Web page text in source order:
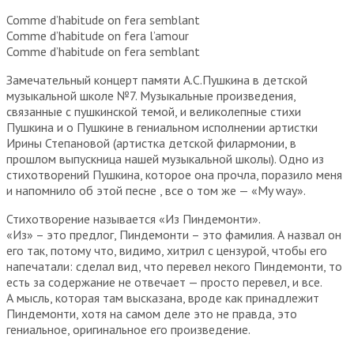
Comme d’habitude on fera semblant
Comme d’habitude on fera l’amour
Comme d’habitude on fera semblant
Замечательный концерт памяти А.С.Пушкина в детской
музыкальной школе №7. Музыкальные произведения,
связанные с пушкинской темой, и великолепные стихи
Пушкина и о Пушкине в гениальном исполнении артистки
Ирины Степановой (артистка детской филармонии, в
прошлом выпускница нашей музыкальной школы). Одно из
стихотворений Пушкина, которое она прочла, поразило меня
и напомнило об этой песне , все о том же — «Мy way».
Стихотворение называется «Из Пиндемонти».
«Из» – это предлог, Пиндемонти – это фамилия. А назвал он
его так, потому что, видимо, хитрил с цензурой, чтобы его
напечатали: сделал вид, что перевел некого Пиндемонти, то
есть за содержание не отвечает — просто перевел, и все.
А мысль, которая там высказана, вроде как принадлежит
Пиндемонти, хотя на самом деле это не правда, это
гениальное, оригинальное его произведение.